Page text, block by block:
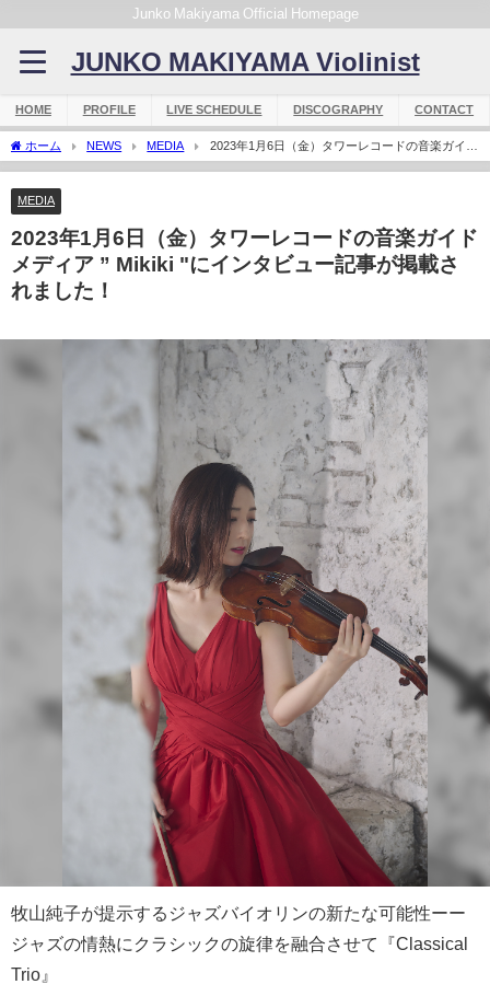
Junko Makiyama Official Homepage
JUNKO MAKIYAMA Violinist
HOME PROFILE LIVE SCHEDULE DISCOGRAPHY CONTACT
ホーム NEWS MEDIA
2023年1月6日（金）タワーレコードの音楽ガイド
メディア ” Mikiki "にインタビュー記事が掲載されました！
MEDIA
2023年1月6日（金）タワーレコードの音楽ガイド
メディア ” Mikiki "にインタビュー記事が掲載さ
れました！
牧山純子が提示するジャズバイオリンの新たな可能性ーー
ジャズの情熱にクラシックの旋律を融合させて『Classical
Trio』